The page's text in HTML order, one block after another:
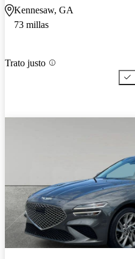
Kennesaw, GA
73 millas
Trato justo